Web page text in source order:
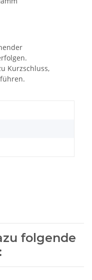
Kurzschluss,
folgende